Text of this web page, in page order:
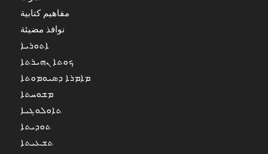
مفاهيم كتابية
نوافذ مضيئة
ܐܬܘܪܝܐ
ܟܘܬܐ ܢܗܝܪܬܐ
ܡܐܡܪܐ ܕܣܝܘܡܘܬܐ
ܡܫܘܚܬܐ
ܬܐܘܠܘܓܝܐ
ܬܘܕܝܬܐ
ܬܫܥܝܬܐ